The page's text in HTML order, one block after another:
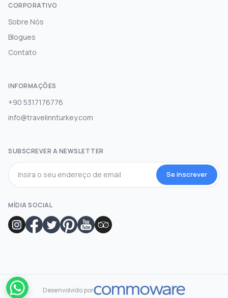
CORPORATIVO
Sobre Nós
Blogues
Contato
INFORMAÇÕES
+90 5317176776
info@travelinnturkey.com
SUBSCREVER A NEWSLETTER
Se inscrever
MÍDIA SOCIAL
Desenvolvido por